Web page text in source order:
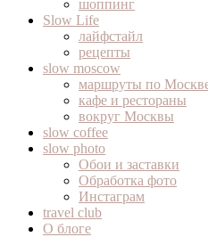
шоппинг
Slow Life
лайфстайл
рецепты
slow moscow
маршруты по
кафе и рестораны
вокруг Москвы
slow coffee
slow photo
Обои и заставки
Обработка фото
Инстаграм
travel club
О блоге